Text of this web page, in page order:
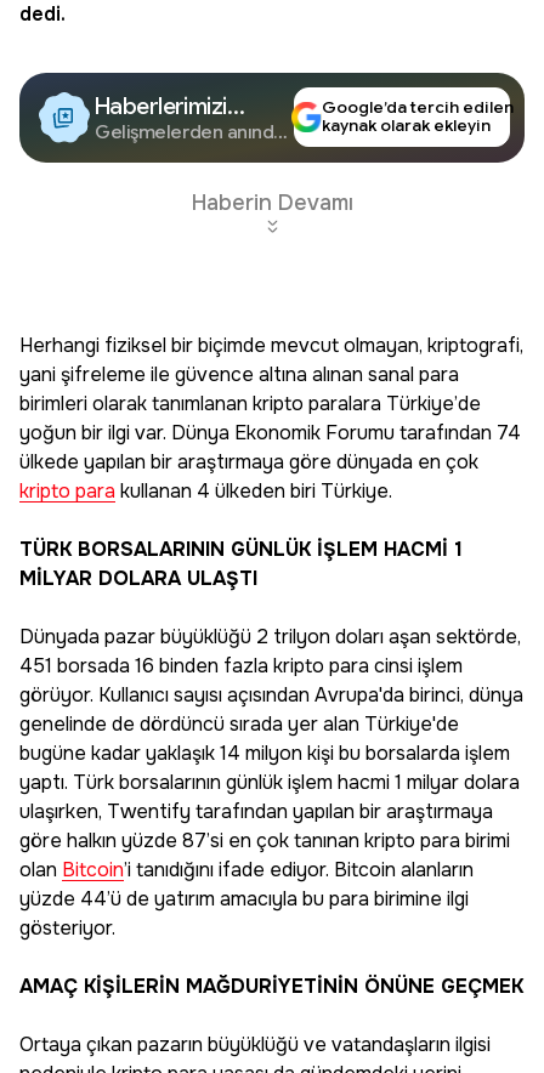
dedi.
Haberlerimizi
Google'da Takip
Edin
Gelişmelerden anında
Google’da tercih edilen
kaynak olarak ekleyin
Haberin Devamı
Herhangi fiziksel bir biçimde mevcut olmayan, kriptografi,
yani şifreleme ile güvence altına alınan sanal para
birimleri olarak tanımlanan kripto paralara Türkiye’de
yoğun bir ilgi var. Dünya Ekonomik Forumu tarafından 74
ülkede yapılan bir araştırmaya göre dünyada en çok
kripto para kullanan 4 ülkeden biri Türkiye.
TÜRK BORSALARININ GÜNLÜK İŞLEM HACMİ 1
MİLYAR DOLARA ULAŞTI
Dünyada pazar büyüklüğü 2 trilyon doları aşan sektörde,
451 borsada 16 binden fazla kripto para cinsi işlem
görüyor. Kullanıcı sayısı açısından Avrupa'da birinci, dünya
genelinde de dördüncü sırada yer alan Türkiye'de
bugüne kadar yaklaşık 14 milyon kişi bu borsalarda işlem
yaptı. Türk borsalarının günlük işlem hacmi 1 milyar dolara
ulaşırken, Twentify tarafından yapılan bir araştırmaya
göre halkın yüzde 87’si en çok tanınan kripto para birimi
olan Bitcoin’i tanıdığını ifade ediyor. Bitcoin alanların
yüzde 44’ü de yatırım amacıyla bu para birimine ilgi
gösteriyor.
AMAÇ KİŞİLERİN MAĞDURİYETİNİN ÖNÜNE GEÇMEK
Ortaya çıkan pazarın büyüklüğü ve vatandaşların ilgisi